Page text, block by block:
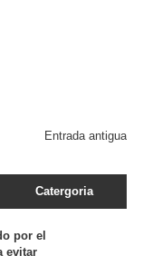
Entrada antigua
Catergoria
por el
evitar